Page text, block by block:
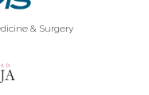
& Surgery